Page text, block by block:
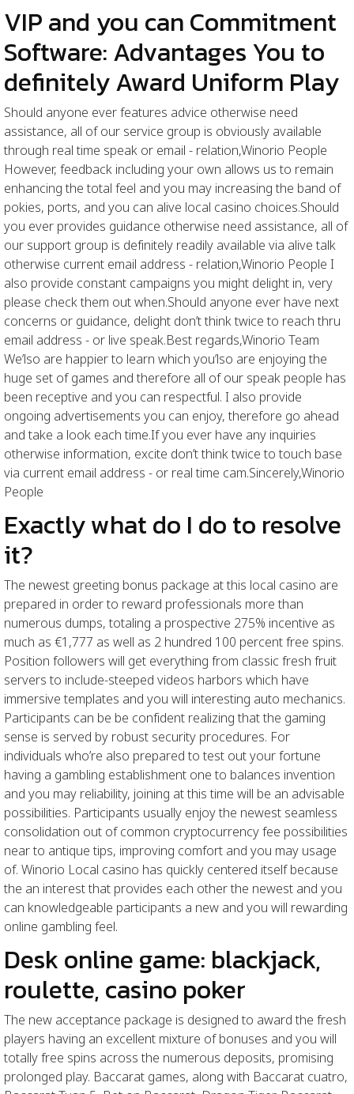
VIP and you can Commitment
Software: Advantages You to
definitely Award Uniform Play
Should anyone ever features advice otherwise need
assistance, all of our service group is obviously available
through real time speak or email - relation,Winorio People
However, feedback including your own allows us to remain
enhancing the total feel and you may increasing the band of
pokies, ports, and you can alive local casino choices.Should
you ever provides guidance otherwise need assistance, all of
our support group is definitely readily available via alive talk
otherwise current email address - relation,Winorio People I
also provide constant campaigns you might delight in, very
please check them out when.Should anyone ever have next
concerns or guidance, delight don’t think twice to reach thru
email address - or live speak.Best regards,Winorio Team
We’lso are happier to learn which you’lso are enjoying the
huge set of games and therefore all of our speak people has
been receptive and you can respectful. I also provide
ongoing advertisements you can enjoy, therefore go ahead
and take a look each time.If you ever have any inquiries
otherwise information, excite don’t think twice to touch base
via current email address - or real time cam.Sincerely,Winorio
People
Exactly what do I do to resolve
it?
The newest greeting bonus package at this local casino are
prepared in order to reward professionals more than
numerous dumps, totaling a prospective 275% incentive as
much as €1,777 as well as 2 hundred 100 percent free spins.
Position followers will get everything from classic fresh fruit
servers to include-steeped videos harbors which have
immersive templates and you will interesting auto mechanics.
Participants can be be confident realizing that the gaming
sense is served by robust security procedures. For
individuals who’re also prepared to test out your fortune
having a gambling establishment one to balances invention
and you may reliability, joining at this time will be an advisable
possibilities. Participants usually enjoy the newest seamless
consolidation out of common cryptocurrency fee possibilities
near to antique tips, improving comfort and you may usage
of. Winorio Local casino has quickly centered itself because
the an interest that provides each other the newest and you
can knowledgeable participants a new and you will rewarding
online gambling feel.
Desk online game: blackjack,
roulette, casino poker
The new acceptance package is designed to award the fresh
players having an excellent mixture of bonuses and you will
totally free spins across the numerous deposits, promising
prolonged play. Baccarat games, along with Baccarat cuatro,